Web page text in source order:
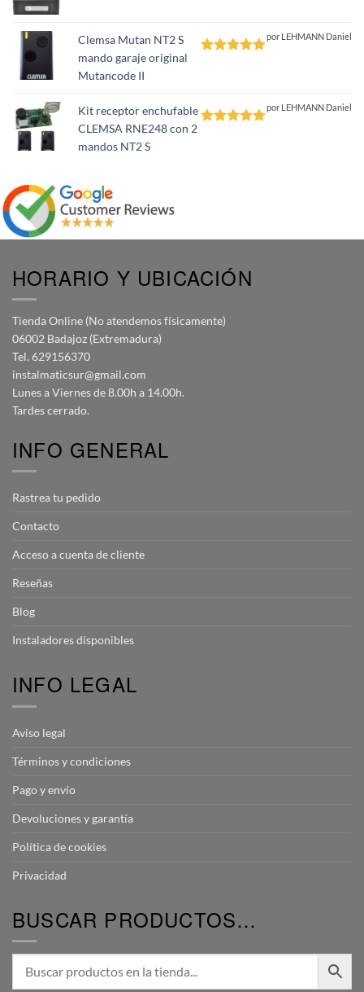
Clemsa Mutan NT2 S
mando garaje original
Mutancode II
por LEHMANN Daniel
Kit receptor enchufable
CLEMSA RNE248 con 2
mandos NT2 S
por LEHMANN Daniel
HORARIO Y UBICACIÓN
Tienda Online (No atendemos físicamente)
06002 Badajoz (Extremadura)
Tel. 629156370
instalmaticsur@gmail.com
Lunes a Viernes de 8.00h a 14.00h.
Tardes cerrado.
INFO GENERAL
Rastrea tu pedido
Contacto
Acceso a cuenta de cliente
Reseñas
Blog
Instaladores disponibles
INFO LEGAL
Aviso legal
Términos y condiciones
Pago y envío
Devoluciones y garantía
Política de cookies
Privacidad
BUSCAR PRODUCTOS…